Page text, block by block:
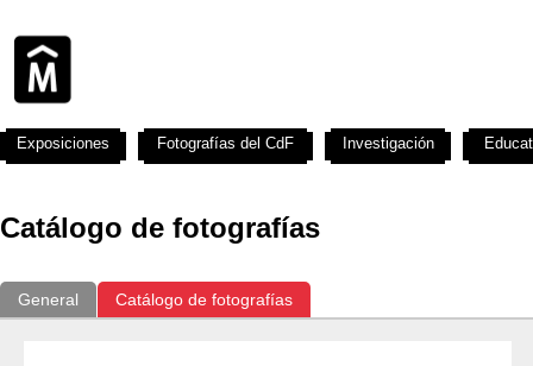
Catálogo de fotografías
General Catálogo de fotografías
Exposiciones Fotografías del CdF Investigación